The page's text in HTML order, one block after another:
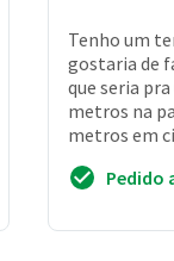
Tenho um
gostaria de
que seria
metros na
metros em
Pedido